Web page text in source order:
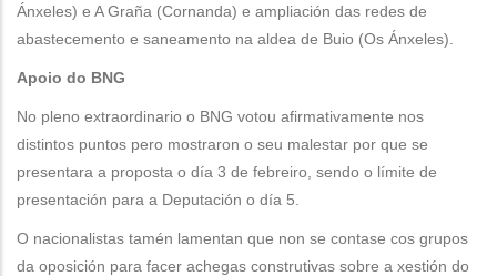
Ánxeles) e A Graña (Cornanda) e ampliación das redes de
abastecemento e saneamento na aldea de Buio (Os Ánxeles).
Apoio do BNG
No pleno extraordinario o BNG votou afirmativamente nos
distintos puntos pero mostraron o seu malestar por que se
presentara a proposta o día 3 de febreiro, sendo o límite de
presentación para a Deputación o día 5.
O nacionalistas tamén lamentan que non se contase cos grupos
da oposición para facer achegas construtivas sobre a xestión do